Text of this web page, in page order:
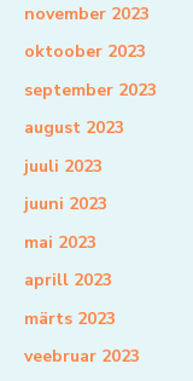
november 2023
oktoober 2023
september 2023
august 2023
juuli 2023
juuni 2023
mai 2023
aprill 2023
märts 2023
veebruar 2023